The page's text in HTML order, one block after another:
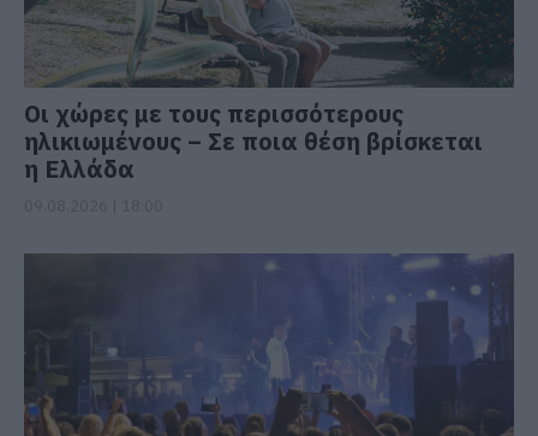
Οι χώρες με τους περισσότερους
ηλικιωμένους – Σε ποια θέση βρίσκεται
η Ελλάδα